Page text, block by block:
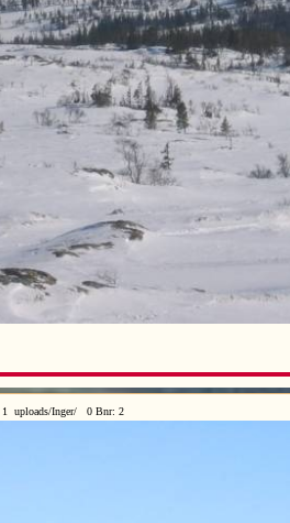
1 uploads/Inger/ 0 Bnr: 2